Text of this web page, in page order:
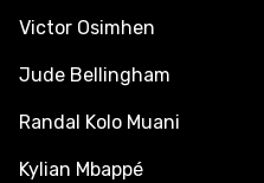
Victor Osimhen
Jude Bellingham
Randal Kolo Muani
Kylian Mbappé